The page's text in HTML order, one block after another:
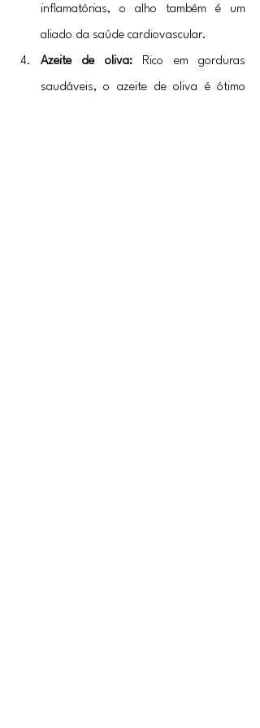
inflamatórias, o alho também é um
aliado da saúde cardiovascular.
Azeite de oliva: Rico em gorduras
saudáveis, o azeite de oliva é ótimo